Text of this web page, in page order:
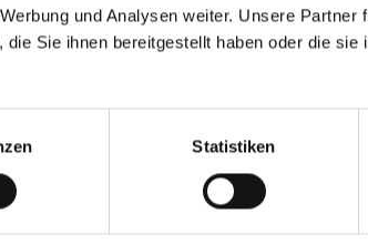
und Analysen weiter. Unsere Partner
Sie ihnen bereitgestellt haben oder die sie
Statistiken
FAQ